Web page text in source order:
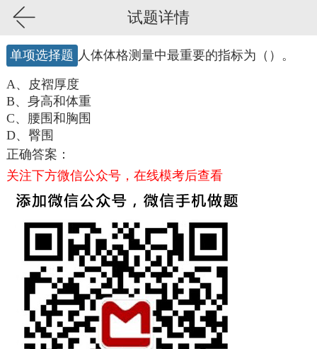
试题详情
单项选择题 人体体格测量中最重要的指标为（）。
A、皮褶厚度
B、身高和体重
C、腰围和胸围
D、臀围
正确答案：
关注下方微信公众号，在线模考后查看